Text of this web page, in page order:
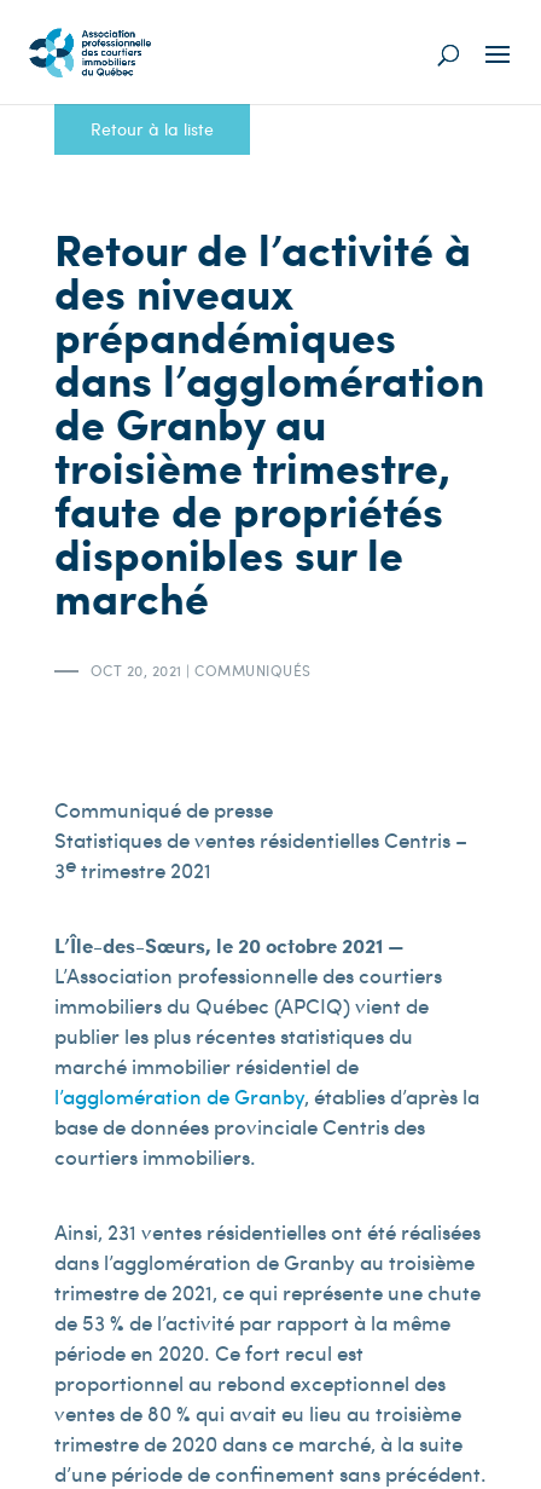
Retour à la liste
Retour de l’activité à
des niveaux
prépandémiques
dans l’agglomération
de Granby au
troisième trimestre,
faute de propriétés
disponibles sur le
marché
OCT 20, 2021 |COMMUNIQUÉS
Communiqué de presse
Statistiques de ventes résidentielles Centris –
3etrimestre 2021
L’Île-des-Sœurs, le 20 octobre 2021 —
L’Association professionnelle des courtiers
immobiliers du Québec (APCIQ) vient de
publier les plus récentes statistiques du
marché immobilier résidentiel de
l’agglomération de Granby, établies d’après la
base de données provinciale Centris des
courtiers immobiliers.
Ainsi, 231 ventes résidentielles ont été réalisées
dans l’agglomération de Granby au troisième
trimestre de 2021, ce qui représente une chute
de 53 % de l’activité par rapport à la même
période en 2020. Ce fort recul est
proportionnel au rebond exceptionnel des
ventes de 80 % qui avait eu lieu au troisième
trimestre de 2020 dans ce marché, à la suite
d’une période de confinement sans précédent.